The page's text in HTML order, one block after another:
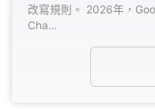
、Perplexity、